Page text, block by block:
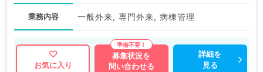
業務内容 一般外来, 専門外来, 病棟管理
お気に入り
募集状況を
問い合わせる
詳細を
見る